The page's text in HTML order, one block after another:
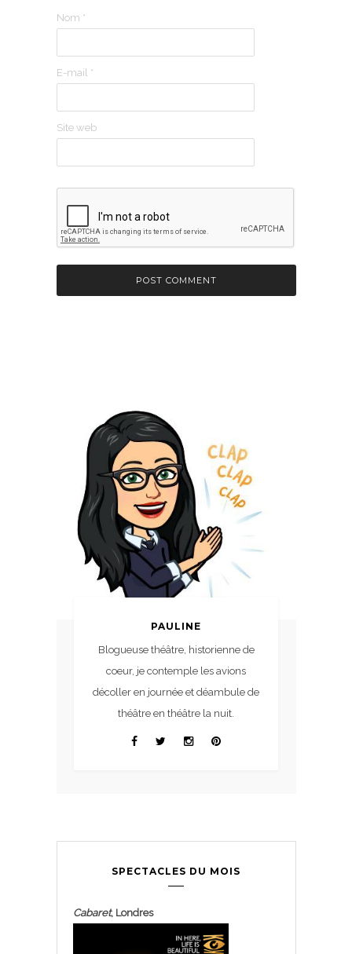
Nom *
E-mail *
Site web
PAULINE
Blogueuse théâtre, historienne de
coeur, je contemple les avions
décoller en journée et déambule de
théâtre en théâtre la nuit.
SPECTACLES DU MOIS
Cabaret, Londres